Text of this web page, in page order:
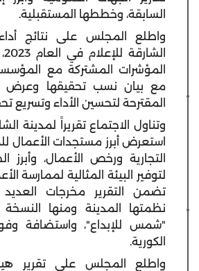
السابقة، وخططها المستقبلية.
واطلع المجلس على نتائج
المؤشرات المشتركة مع
مع بيان نسب تحقيقها وعرض
المقترحة لتحسين الأداء وتسريع
وتناول الاجتماع تقريراً لمدينة
استعرض أبرز مستجدات الأعمال
التجارية ورخص الأعمال، وأبرز
لتوفير البيئة المثالية لممارسة
تضمن التقرير مخرجات
نظمتها المدينة ومنها
"شمس للإبداع"، واستضافة
الكورية.
واطلع المجلس على تقرير